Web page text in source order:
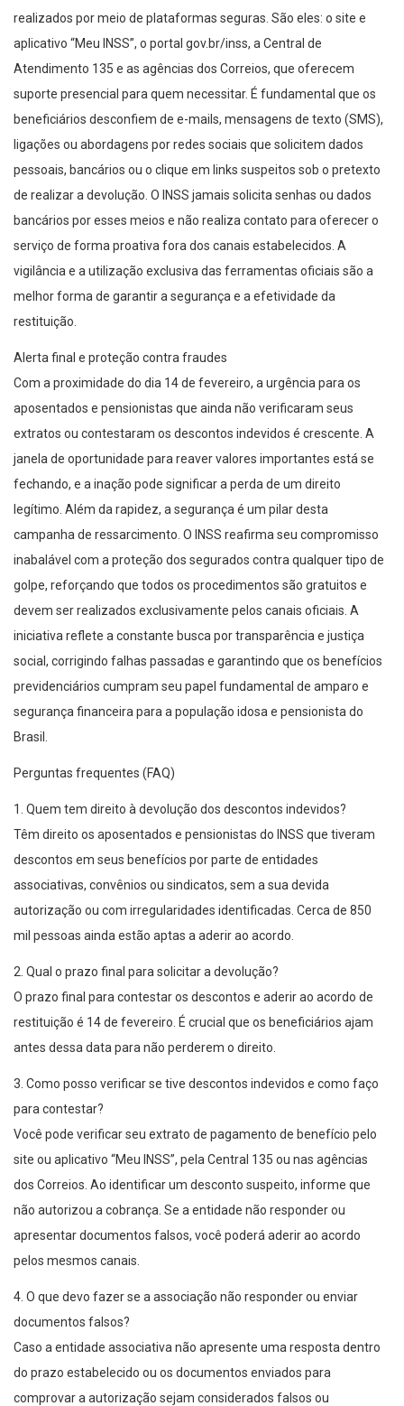
realizados por meio de plataformas seguras. São eles: o site e
aplicativo “Meu INSS”, o portal gov.br/inss, a Central de
Atendimento 135 e as agências dos Correios, que oferecem
suporte presencial para quem necessitar. É fundamental que os
beneficiários desconfiem de e-mails, mensagens de texto (SMS),
ligações ou abordagens por redes sociais que solicitem dados
pessoais, bancários ou o clique em links suspeitos sob o pretexto
de realizar a devolução. O INSS jamais solicita senhas ou dados
bancários por esses meios e não realiza contato para oferecer o
serviço de forma proativa fora dos canais estabelecidos. A
vigilância e a utilização exclusiva das ferramentas oficiais são a
melhor forma de garantir a segurança e a efetividade da
restituição.
Alerta final e proteção contra fraudes
Com a proximidade do dia 14 de fevereiro, a urgência para os
aposentados e pensionistas que ainda não verificaram seus
extratos ou contestaram os descontos indevidos é crescente. A
janela de oportunidade para reaver valores importantes está se
fechando, e a inação pode significar a perda de um direito
legítimo. Além da rapidez, a segurança é um pilar desta
campanha de ressarcimento. O INSS reafirma seu compromisso
inabalável com a proteção dos segurados contra qualquer tipo de
golpe, reforçando que todos os procedimentos são gratuitos e
devem ser realizados exclusivamente pelos canais oficiais. A
iniciativa reflete a constante busca por transparência e justiça
social, corrigindo falhas passadas e garantindo que os benefícios
previdenciários cumpram seu papel fundamental de amparo e
segurança financeira para a população idosa e pensionista do
Brasil.
Perguntas frequentes (FAQ)
1. Quem tem direito à devolução dos descontos indevidos?
Têm direito os aposentados e pensionistas do INSS que tiveram
descontos em seus benefícios por parte de entidades
associativas, convênios ou sindicatos, sem a sua devida
autorização ou com irregularidades identificadas. Cerca de 850
mil pessoas ainda estão aptas a aderir ao acordo.
2. Qual o prazo final para solicitar a devolução?
O prazo final para contestar os descontos e aderir ao acordo de
restituição é 14 de fevereiro. É crucial que os beneficiários ajam
antes dessa data para não perderem o direito.
3. Como posso verificar se tive descontos indevidos e como faço
para contestar?
Você pode verificar seu extrato de pagamento de benefício pelo
site ou aplicativo “Meu INSS”, pela Central 135 ou nas agências
dos Correios. Ao identificar um desconto suspeito, informe que
não autorizou a cobrança. Se a entidade não responder ou
apresentar documentos falsos, você poderá aderir ao acordo
pelos mesmos canais.
4. O que devo fazer se a associação não responder ou enviar
documentos falsos?
Caso a entidade associativa não apresente uma resposta dentro
do prazo estabelecido ou os documentos enviados para
comprovar a autorização sejam considerados falsos ou